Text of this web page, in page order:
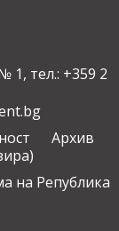
тел.: +359 2
Архив
на Република